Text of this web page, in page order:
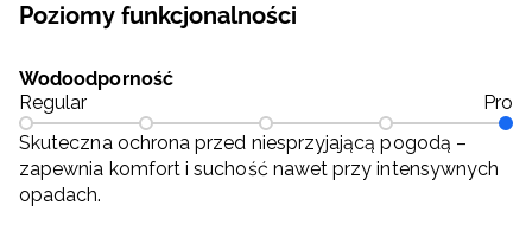
Poziomy funkcjonalności
Wodoodporność
Regular
Pro
Skuteczna ochrona przed niesprzyjającą pogodą –
zapewnia komfort i suchość nawet przy intensywnych
opadach.